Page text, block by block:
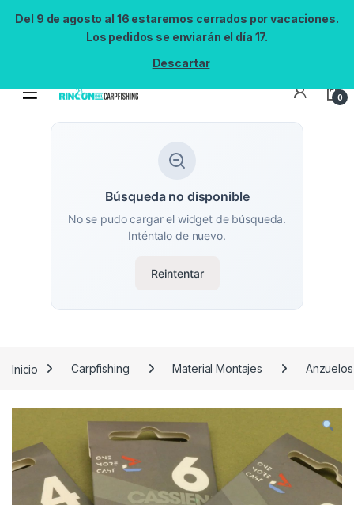
Del 9 de agosto al 16 estaremos cerrados por vacaciones.
Los pedidos se enviarán el día 17.
Descartar
0
Búsqueda no disponible
No se pudo cargar el widget de búsqueda.
Inténtalo de nuevo.
Reintentar
Inicio Carpfishing Material Montajes Anzuelos